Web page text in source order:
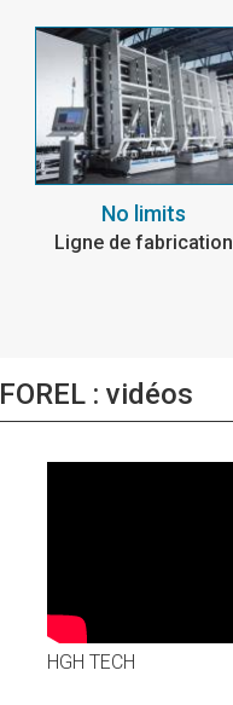
No limits
Ligne de fabrication
FOREL : vidéos
HGH TECH